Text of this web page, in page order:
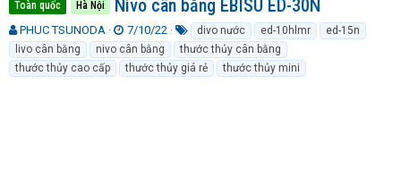
Toàn quốc Hà Nội Nivo cân bằng EBISU ED-30N
T
h
r
e
PHUC TSUNODA
N
g
à
y
7/10/22
ừ
k
h
divo nước ed-10hlmr
ed-15n
livo cân bằng
nivo cân bằng
thước thủy cân bằng
thước thủy cao cấp
thước thủy giá rẻ thước thủy mini